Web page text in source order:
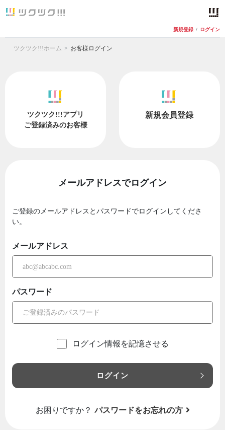
新規登録 / ログイン
ツクツク!!!ホーム お客様ログイン
ツクツク!!!アプリ
ご登録済みのお客様
新規会員登録
メールアドレスでログイン
ご登録のメールアドレスとパスワードでログインしてくださ
い。
メールアドレス
パスワード
ログイン情報を記憶させる
ログイン
お困りですか？ パスワードをお忘れの方